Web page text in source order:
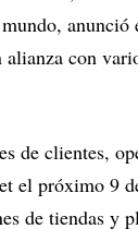
anunció
alianza con
de clientes,
el próximo 9
de tiendas y